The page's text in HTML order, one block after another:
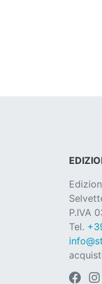
P.IVA
Tel.